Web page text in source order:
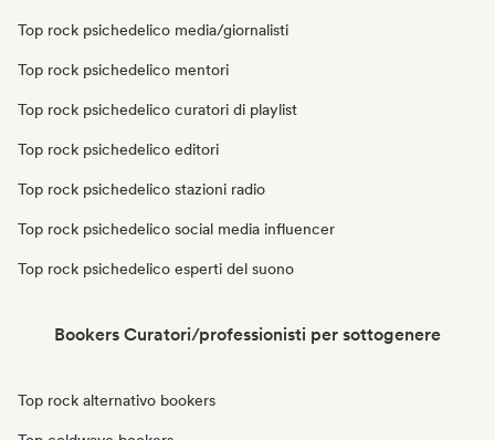
Top rock psichedelico media/giornalisti
Top rock psichedelico mentori
Top rock psichedelico curatori di playlist
Top rock psichedelico editori
Top rock psichedelico stazioni radio
Top rock psichedelico social media influencer
Top rock psichedelico esperti del suono
Bookers Curatori/professionisti per sottogenere
Top rock alternativo bookers